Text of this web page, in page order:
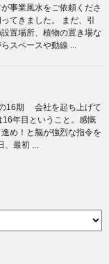
事業風水をご依頼くださ
てきました。 まだ、引
置場所、植物の置き場な
スペースや動線 ...
16期 会社を起ち上げて
年目ということ。感慨
め！と脳が強烈な指令を
、最初 ...